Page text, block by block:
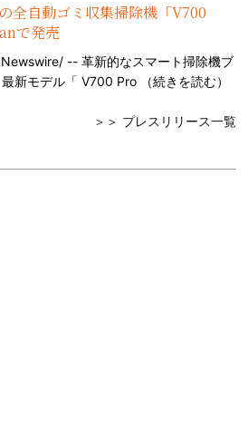
全自動ゴミ収集掃除機「V700
で発売
-- 革新的なスマート掃除機ブ
新モデル「 V700 Pro （続きを読む）
＞＞ プレスリリース一覧